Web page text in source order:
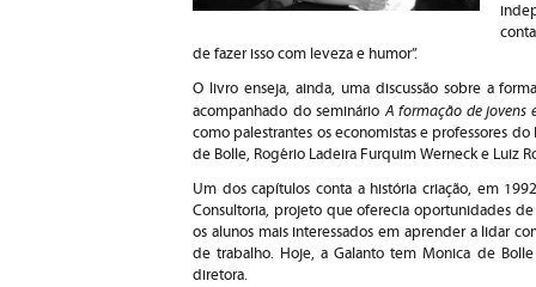
de fazer isso com leveza e humor”.
O livro enseja, ainda, uma discussão sobre a
acompanhado do seminárioA formação de jovens
como palestrantes os economistas e professores
de Bolle, Rogério Ladeira Furquim Werneck e Luiz
Um dos capítulos conta a história criação, em
Consultoria, projeto que oferecia oportunidades
os alunos mais interessados em aprender a lidar
de trabalho. Hoje, a Galanto tem Monica de
diretora.